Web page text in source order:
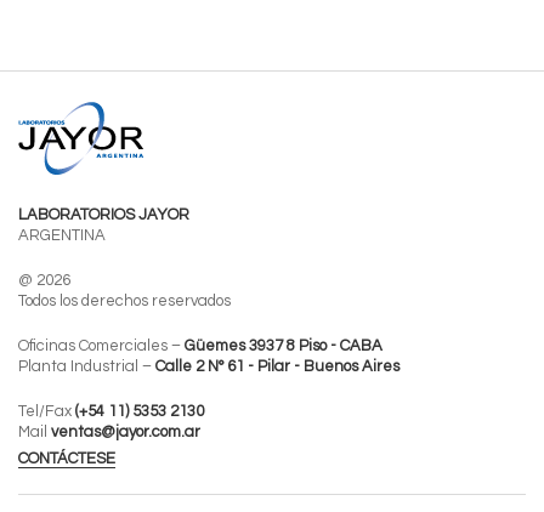
LABORATORIOS JAYOR
ARGENTINA
@ 2026
Todos los derechos reservados
Oficinas Comerciales – Güemes 3937 8 Piso - CABA
Planta Industrial – Calle 2 N° 61 - Pilar - Buenos Aires
Tel/Fax (+54 11) 5353 2130
Mail ventas@jayor.com.ar
CONTÁCTESE